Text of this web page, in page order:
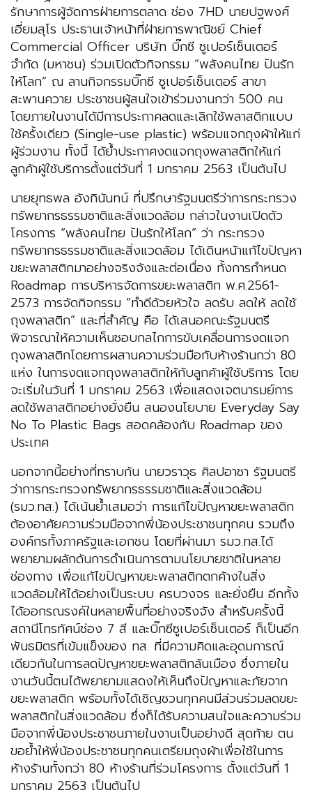
รักษาการผู้จัดการฝ่ายการตลาด ช่อง 7HD นายปฐพงศ์
เอี่ยมสุโร ประธานเจ้าหน้าที่ฝ่ายการพาณิชย์ Chief
Commercial Officer บริษัท บิ๊กซี ซูเปอร์เซ็นเตอร์
จำกัด (มหาชน) ร่วมเปิดตัวกิจกรรม “พลังคนไทย ปันรัก
ให้โลก” ณ ลานกิจกรรมบิ๊กซี ซูเปอร์เซ็นเตอร์ สาขา
สะพานควาย ประชาชนผู้สนใจเข้าร่วมงานกว่า 500 คน
โดยภายในงานได้มีการประกาศลดและเลิกใช้พลาสติกแบบ
ใช้ครั้งเดียว (Single-use plastic) พร้อมแจกถุงผ้าให้แก่
ผู้ร่วมงาน ทั้งนี้ ได้ย้ำประกาศงดแจกถุงพลาสติกให้แก่
ลูกค้าผู้ใช้บริการตั้งแต่วันที่ 1 มกราคม 2563 เป็นต้นไป
นายยุทธพล อังกินันทน์ ที่ปรึกษารัฐมนตรีว่าการกระทรวง
ทรัพยากรธรรมชาติและสิ่งแวดล้อม กล่าวในงานเปิดตัว
โครงการ “พลังคนไทย ปันรักให้โลก” ว่า กระทรวง
ทรัพยากรธรรมชาติและสิ่งแวดล้อม ได้เดินหน้าแก้ไขปัญหา
ขยะพลาสติกมาอย่างจริงจังและต่อเนื่อง ทั้งการกำหนด
Roadmap การบริหารจัดการขยะพลาสติก พ.ศ.2561-
2573 การจัดกิจกรรม “ทำดีด้วยหัวใจ ลดรับ ลดให้ ลดใช้
ถุงพลาสติก” และที่สำคัญ คือ ได้เสนอคณะรัฐมนตรี
พิจารณาให้ความเห็นชอบกลไกการขับเคลื่อนการงดแจก
ถุงพลาสติกโดยการผสานความร่วมมือกับห้างร้านกว่า 80
แห่ง ในการงดแจกถุงพลาสติกให้กับลูกค้าผู้ใช้บริการ โดย
จะเริ่มในวันที่ 1 มกราคม 2563 เพื่อแสดงเจตนารมย์การ
ลดใช้พลาสติกอย่างยั่งยืน สนองนโยบาย Everyday Say
No To Plastic Bags สอดคล้องกับ Roadmap ของ
ประเทศ
นอกจากนี้อย่างที่ทราบกัน นายวราวุธ ศิลปอาชา รัฐมนตรี
ว่าการกระทรวงทรัพยากรธรรมชาติและสิ่งแวดล้อม
(รมว.ทส.) ได้เน้นย้ำเสมอว่า การแก้ไขปัญหาขยะพลาสติก
ต้องอาศัยความร่วมมือจากพี่น้องประชาชนทุกคน รวมถึง
องค์กรทั้งภาครัฐและเอกชน โดยที่ผ่านมา รมว.ทส.ได้
พยายามผลักดันการดำเนินการตามนโยบายชาติในหลาย
ช่องทาง เพื่อแก้ไขปัญหาขยะพลาสติกตกค้างในสิ่ง
แวดล้อมให้ได้อย่างเป็นระบบ ครบวงจร และยั่งยืน อีกทั้ง
ได้ออกรณรงค์ในหลายพื้นที่อย่างจริงจัง สำหรับครั้งนี้
สถานีโทรทัศน์ช่อง 7 สี และบิ๊กซีซูเปอร์เซ็นเตอร์ ก็เป็นอีก
พันธมิตรที่เข้มแข็งของ ทส. ที่มีความคิดและอุดมการณ์
เดียวกันในการลดปัญหาขยะพลาสติกล้นเมือง ซึ่งภายใน
งานวันนี้ตนได้พยายามแสดงให้เห็นถึงปัญหาและภัยจาก
ขยะพลาสติก พร้อมทั้งได้เชิญชวนทุกคนมีส่วนร่วมลดขยะ
พลาสติกในสิ่งแวดล้อม ซึ่งก็ได้รับความสนใจและความร่วม
มือจากพี่น้องประชาชนภายในงานเป็นอย่างดี สุดท้าย ตน
ขอย้ำให้พี่น้องประชาชนทุกคนเตรียมถุงผ้าเพื่อใช้ในการ
ห้างร้านทั้งกว่า 80 ห้างร้านที่ร่วมโครงการ ตั้งแต่วันที่ 1
มกราคม 2563 เป็นต้นไป